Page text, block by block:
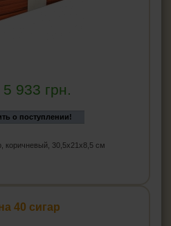
5 933 грн.
о поступлении!
коричневый, 30,5x21x8,5 см
40 сигар